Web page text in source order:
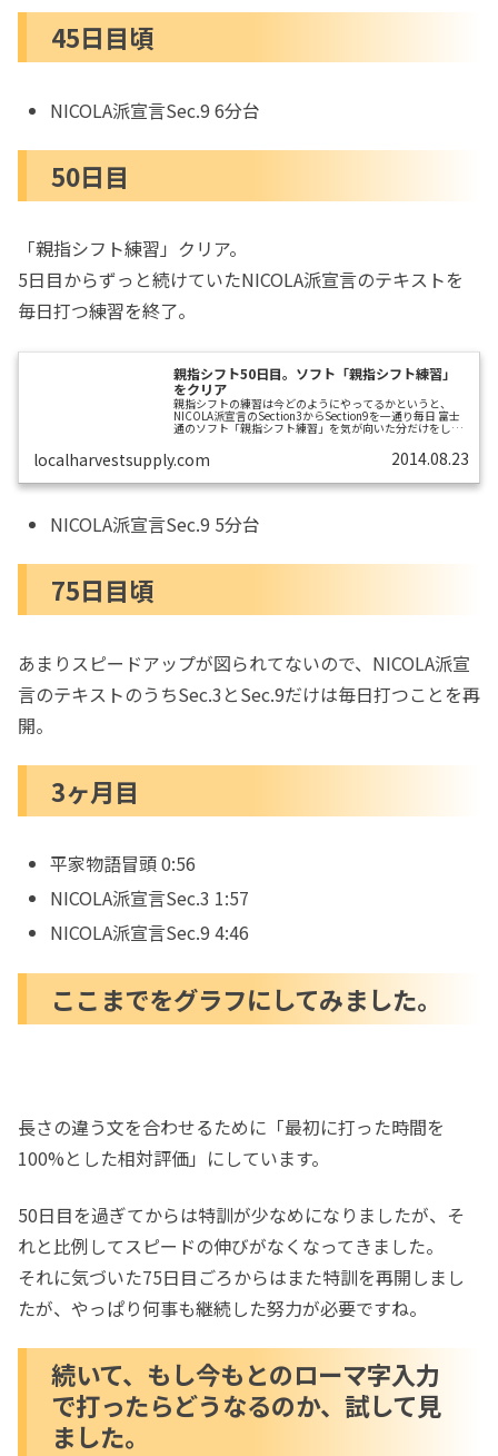
45日目頃
NICOLA派宣言Sec.9 6分台
50日目
「親指シフト練習」クリア。
5日目からずっと続けていたNICOLA派宣言のテキストを
毎日打つ練習を終了。
親指シフト50日目。ソフト「親指シフト練習」
をクリア
親指シフトの練習は今どのようにやってるかというと、
NICOLA派宣言のSection3からSection9を一通り毎日 富士
通のソフト「親指シフト練習」を気が向いた分だけをして
たときから、しだいにクリア進捗が遅くなってきました。
遅くなったといっても2日で1問のペースを刻むことは可能
の目標時期は8月一杯と決めたのは先日述べたとおりです。
いましたが、1...
localharvestsupply.com 2014.08.23
NICOLA派宣言Sec.9 5分台
75日目頃
あまりスピードアップが図られてないので、NICOLA派宣
言のテキストのうちSec.3とSec.9だけは毎日打つことを再
開。
3ヶ月目
平家物語冒頭 0:56
NICOLA派宣言Sec.3 1:57
NICOLA派宣言Sec.9 4:46
ここまでをグラフにしてみました。
長さの違う文を合わせるために「最初に打った時間を
100%とした相対評価」にしています。
50日目を過ぎてからは特訓が少なめになりましたが、そ
れと比例してスピードの伸びがなくなってきました。
それに気づいた75日目ごろからはまた特訓を再開しまし
たが、やっぱり何事も継続した努力が必要ですね。
続いて、もし今もとのローマ字入力
で打ったらどうなるのか、試して見
ました。